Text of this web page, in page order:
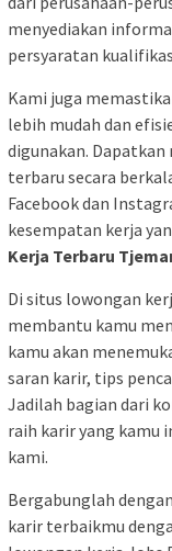
menyediakan
persyaratan
Kami juga
lebih mudah dan
digunakan.
terbaru secara
Facebook dan
kesempatan kerja
Kerja Terbaru
Di situs lowongan
membantu kamu
kamu akan
saran karir, tips
Jadilah bagian dari
raih karir yang kamu
kami.
Bergabunglah
karir terbaikmu